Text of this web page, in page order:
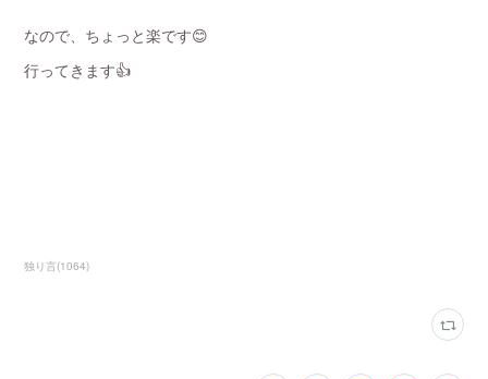
なので、ちょっと楽です😊
行ってきます👍
独り言(1064)